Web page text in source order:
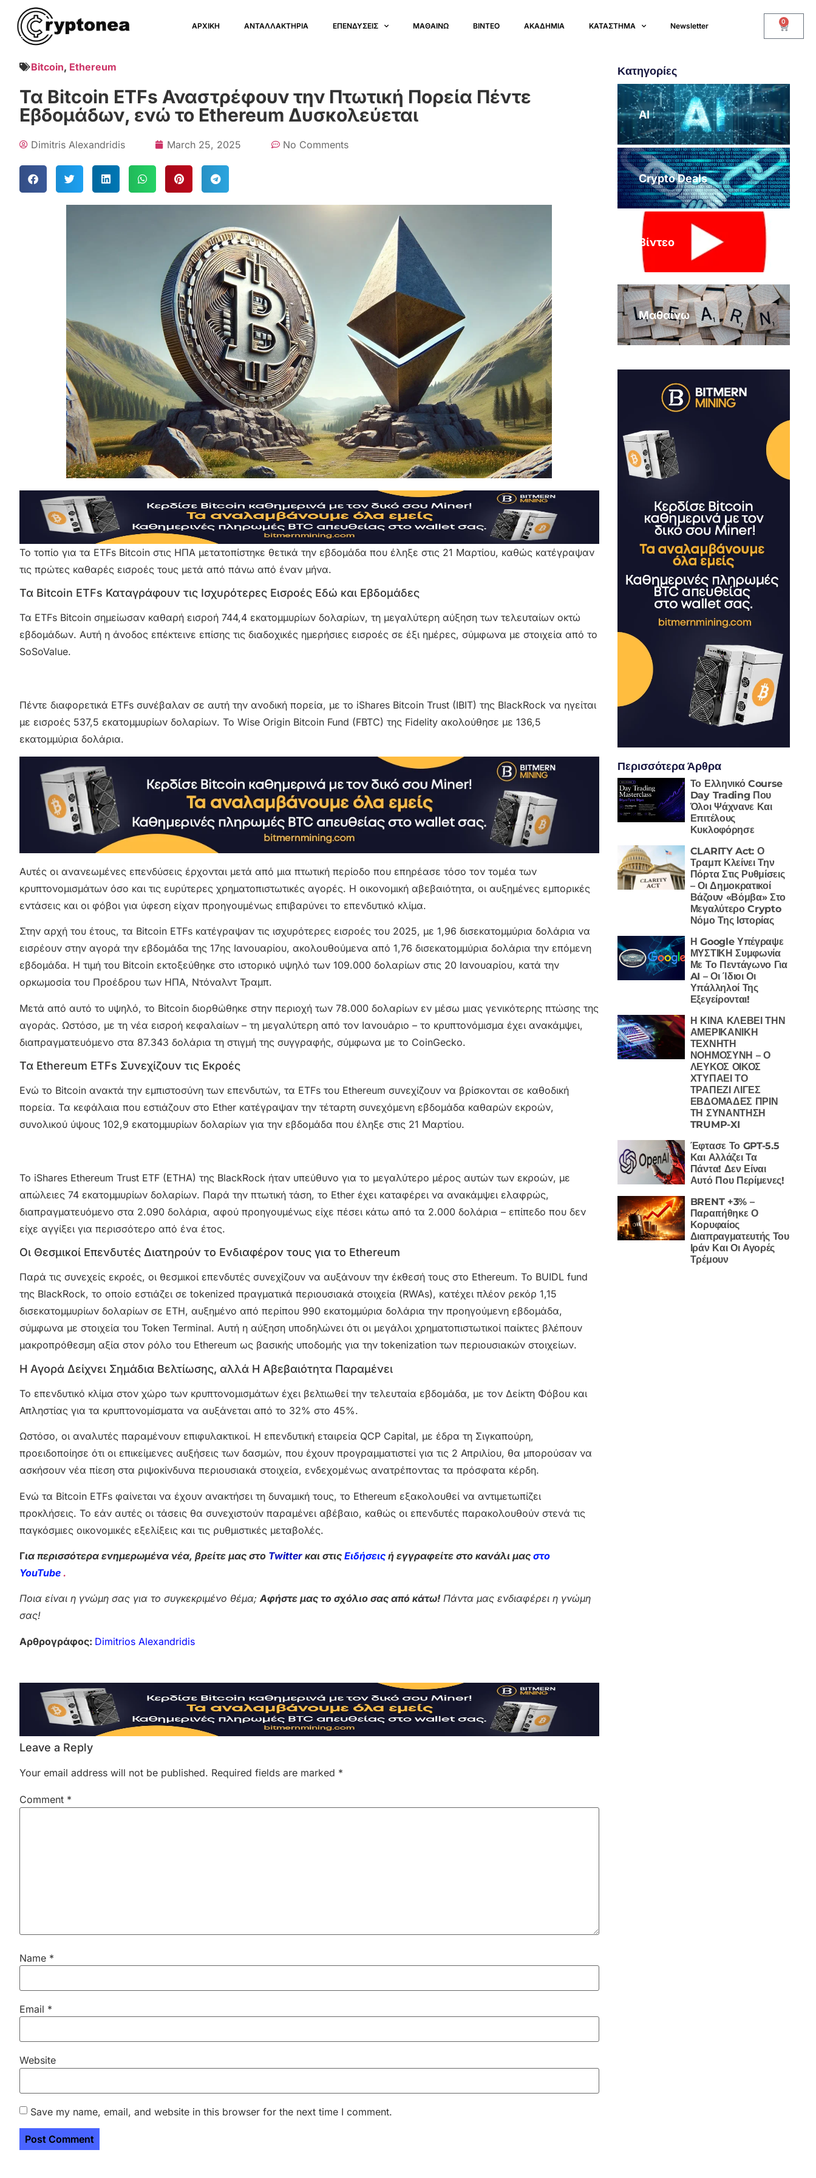
ΑΡΧΙΚΗ ΑΝΤΑΛΛΑΚΤΗΡΙΑ ΕΠΕΝΔΥΣΕΙΣ ΜΑΘΑΙΝΩ ΒΙΝΤΕΟ ΑΚΑΔΗΜΙΑ ΚΑΤΑΣΤΗΜΑ Newsletter 0
Bitcoin, Ethereum
Τα Bitcoin ETFs Αναστρέφουν την Πτωτική Πορεία Πέντε
Εβδομάδων, ενώ το Ethereum Δυσκολεύεται
Dimitris Alexandridis March 25, 2025 No Comments
Το τοπίο για τα ETFs Bitcoin στις ΗΠΑ μετατοπίστηκε θετικά την εβδομάδα που έληξε στις 21 Μαρτίου, καθώς κατέγραψαν
τις πρώτες καθαρές εισροές τους μετά από πάνω από έναν μήνα.
Τα Bitcoin ETFs Καταγράφουν τις Ισχυρότερες Εισροές Εδώ και Εβδομάδες
Τα ETFs Bitcoin σημείωσαν καθαρή εισροή 744,4 εκατομμυρίων δολαρίων, τη μεγαλύτερη αύξηση των τελευταίων οκτώ
εβδομάδων. Αυτή η άνοδος επέκτεινε επίσης τις διαδοχικές ημερήσιες εισροές σε έξι ημέρες, σύμφωνα με στοιχεία από το
SoSoValue.
Πέντε διαφορετικά ETFs συνέβαλαν σε αυτή την ανοδική πορεία, με το iShares Bitcoin Trust (IBIT) της BlackRock να ηγείται
με εισροές 537,5 εκατομμυρίων δολαρίων. Το Wise Origin Bitcoin Fund (FBTC) της Fidelity ακολούθησε με 136,5
εκατομμύρια δολάρια.
Αυτές οι ανανεωμένες επενδύσεις έρχονται μετά από μια πτωτική περίοδο που επηρέασε τόσο τον τομέα των
κρυπτονομισμάτων όσο και τις ευρύτερες χρηματοπιστωτικές αγορές. Η οικονομική αβεβαιότητα, οι αυξημένες εμπορικές
εντάσεις και οι φόβοι για ύφεση είχαν προηγουμένως επιβαρύνει το επενδυτικό κλίμα.
Στην αρχή του έτους, τα Bitcoin ETFs κατέγραψαν τις ισχυρότερες εισροές του 2025, με 1,96 δισεκατομμύρια δολάρια να
εισρέουν στην αγορά την εβδομάδα της 17ης Ιανουαρίου, ακολουθούμενα από 1,76 δισεκατομμύρια δολάρια την επόμενη
εβδομάδα. Η τιμή του Bitcoin εκτοξεύθηκε στο ιστορικό υψηλό των 109.000 δολαρίων στις 20 Ιανουαρίου, κατά την
ορκωμοσία του Προέδρου των ΗΠΑ, Ντόναλντ Τραμπ.
Μετά από αυτό το υψηλό, το Bitcoin διορθώθηκε στην περιοχή των 78.000 δολαρίων εν μέσω μιας γενικότερης πτώσης της
αγοράς. Ωστόσο, με τη νέα εισροή κεφαλαίων – τη μεγαλύτερη από τον Ιανουάριο – το κρυπτονόμισμα έχει ανακάμψει,
διαπραγματευόμενο στα 87.343 δολάρια τη στιγμή της συγγραφής, σύμφωνα με το CoinGecko.
Τα Ethereum ETFs Συνεχίζουν τις Εκροές
Ενώ το Bitcoin ανακτά την εμπιστοσύνη των επενδυτών, τα ETFs του Ethereum συνεχίζουν να βρίσκονται σε καθοδική
πορεία. Τα κεφάλαια που εστιάζουν στο Ether κατέγραψαν την τέταρτη συνεχόμενη εβδομάδα καθαρών εκροών,
συνολικού ύψους 102,9 εκατομμυρίων δολαρίων για την εβδομάδα που έληξε στις 21 Μαρτίου.
Το iShares Ethereum Trust ETF (ETHA) της BlackRock ήταν υπεύθυνο για το μεγαλύτερο μέρος αυτών των εκροών, με
απώλειες 74 εκατομμυρίων δολαρίων. Παρά την πτωτική τάση, το Ether έχει καταφέρει να ανακάμψει ελαφρώς,
διαπραγματευόμενο στα 2.090 δολάρια, αφού προηγουμένως είχε πέσει κάτω από τα 2.000 δολάρια – επίπεδο που δεν
είχε αγγίξει για περισσότερο από ένα έτος.
Οι Θεσμικοί Επενδυτές Διατηρούν το Ενδιαφέρον τους για το Ethereum
Παρά τις συνεχείς εκροές, οι θεσμικοί επενδυτές συνεχίζουν να αυξάνουν την έκθεσή τους στο Ethereum. Το BUIDL fund
της BlackRock, το οποίο εστιάζει σε tokenized πραγματικά περιουσιακά στοιχεία (RWAs), κατέχει πλέον ρεκόρ 1,15
δισεκατομμυρίων δολαρίων σε ETH, αυξημένο από περίπου 990 εκατομμύρια δολάρια την προηγούμενη εβδομάδα,
σύμφωνα με στοιχεία του Token Terminal. Αυτή η αύξηση υποδηλώνει ότι οι μεγάλοι χρηματοπιστωτικοί παίκτες βλέπουν
μακροπρόθεσμη αξία στον ρόλο του Ethereum ως βασικής υποδομής για την tokenization των περιουσιακών στοιχείων.
Η Αγορά Δείχνει Σημάδια Βελτίωσης, αλλά Η Αβεβαιότητα Παραμένει
Το επενδυτικό κλίμα στον χώρο των κρυπτονομισμάτων έχει βελτιωθεί την τελευταία εβδομάδα, με τον Δείκτη Φόβου και
Απληστίας για τα κρυπτονομίσματα να αυξάνεται από το 32% στο 45%.
Ωστόσο, οι αναλυτές παραμένουν επιφυλακτικοί. Η επενδυτική εταιρεία QCP Capital, με έδρα τη Σιγκαπούρη,
προειδοποίησε ότι οι επικείμενες αυξήσεις των δασμών, που έχουν προγραμματιστεί για τις 2 Απριλίου, θα μπορούσαν να
ασκήσουν νέα πίεση στα ριψοκίνδυνα περιουσιακά στοιχεία, ενδεχομένως ανατρέποντας τα πρόσφατα κέρδη.
Ενώ τα Bitcoin ETFs φαίνεται να έχουν ανακτήσει τη δυναμική τους, το Ethereum εξακολουθεί να αντιμετωπίζει
προκλήσεις. Το εάν αυτές οι τάσεις θα συνεχιστούν παραμένει αβέβαιο, καθώς οι επενδυτές παρακολουθούν στενά τις
παγκόσμιες οικονομικές εξελίξεις και τις ρυθμιστικές μεταβολές.
Για περισσότερα ενημερωμένα νέα, βρείτε μας στο Twitter και στις Ειδήσεις ή εγγραφείτε στο κανάλι μας στο
YouTube .
Ποια είναι η γνώμη σας για το συγκεκριμένο θέμα;Αφήστε μας το σχόλιο σας από κάτω! Πάντα μας ενδιαφέρει η γνώμη
σας!
Αρθρογράφος: Dimitrios Alexandridis
Leave a Reply
Your email address will not be published. Required fields are marked *
Comment *
Name *
Email *
Website
Save my name, email, and website in this browser for the next time I comment.
Κατηγορίες
AI
Crypto Deals
Βίντεο
Μαθαίνω
Περισσότερα Άρθρα
Το Ελληνικό Course
Day Trading Που
Όλοι Ψάχνανε Και
Επιτέλους
Κυκλοφόρησε
CLARITY Act: Ο
Τραμπ Κλείνει Την
Πόρτα Στις Ρυθμίσεις
– Οι Δημοκρατικοί
Βάζουν «Βόμβα» Στο
Μεγαλύτερο Crypto
Νόμο Της Ιστορίας
Η Google Υπέγραψε
ΜΥΣΤΙΚΗ Συμφωνία
Με Το Πεντάγωνο Για
AI – Οι Ίδιοι Οι
Υπάλληλοί Της
Εξεγείρονται!
Η ΚΙΝΑ ΚΛΕΒΕΙ ΤΗΝ
ΑΜΕΡΙΚΑΝΙΚΗ
ΤΕΧΝΗΤΗ
ΝΟΗΜΟΣΥΝΗ – Ο
ΛΕΥΚΟΣ ΟΙΚΟΣ
ΧΤΥΠΑΕΙ ΤΟ
ΤΡΑΠΕΖΙ ΛΙΓΕΣ
ΕΒΔΟΜΑΔΕΣ ΠΡΙΝ
ΤΗ ΣΥΝΑΝΤΗΣΗ
TRUMP-XI
Έφτασε Το GPT-5.5
Και Αλλάζει Τα
Πάντα! Δεν Είναι
Αυτό Που Περίμενες!
BRENT +3% –
Παραιτήθηκε Ο
Κορυφαίος
Διαπραγματευτής Του
Ιράν Και Οι Αγορές
Τρέμουν